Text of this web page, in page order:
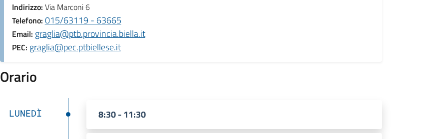
Indirizzo: Via Marconi 6
Telefono: 015/63119 - 63665
Email: graglia@ptb.provincia.biella.it
PEC: graglia@pec.ptbiellese.it
Orario
LUNEDÌ 8:30 - 11:30